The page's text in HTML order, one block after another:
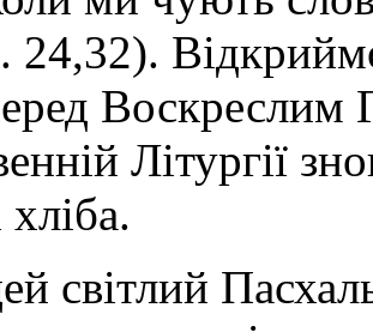
24,32).
Воскреслим
Літургії
світлий